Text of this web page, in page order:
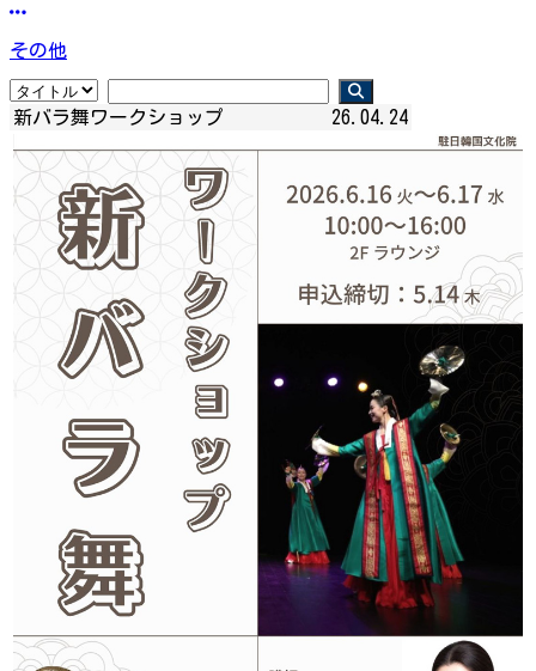
その他
新バラ舞ワークショップ 26.04.24